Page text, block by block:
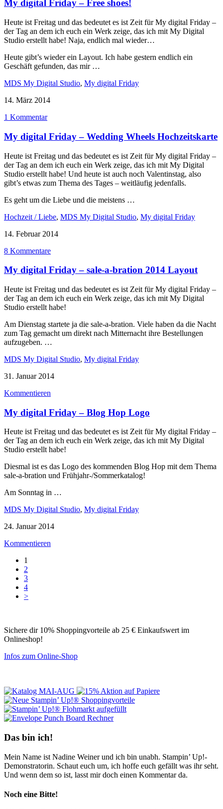
My digital Friday – Free shoes!
Heute ist Freitag und das bedeutet es ist Zeit für My digital Friday –
der Tag an dem ich euch ein Werk zeige, das ich mit My Digital
Studio erstellt habe! Naja, endlich mal wieder…
Heute gibt’s wieder ein Layout. Ich habe gestern endlich ein
Geschäft gefunden, das mir …
MDS My Digital Studio, My digital Friday
14. März 2014
1 Kommentar
My digital Friday – Wedding Wheels Hochzeitskarte
Heute ist Freitag und das bedeutet es ist Zeit für My digital Friday –
der Tag an dem ich euch ein Werk zeige, das ich mit My Digital
Studio erstellt habe! Und heute ist auch noch Valentinstag, also
gibt’s etwas zum Thema des Tages – weitläufig jedenfalls.
Es geht um die Liebe und die meistens …
Hochzeit / Liebe, MDS My Digital Studio, My digital Friday
14. Februar 2014
8 Kommentare
My digital Friday – sale-a-bration 2014 Layout
Heute ist Freitag und das bedeutet es ist Zeit für My digital Friday –
der Tag an dem ich euch ein Werk zeige, das ich mit My Digital
Studio erstellt habe!
Am Dienstag startete ja die sale-a-bration. Viele haben da die Nacht
zum Tag gemacht um direkt nach Mitternacht ihre Bestellungen
aufzugeben. …
MDS My Digital Studio, My digital Friday
31. Januar 2014
Kommentieren
My digital Friday – Blog Hop Logo
Heute ist Freitag und das bedeutet es ist Zeit für My digital Friday –
der Tag an dem ich euch ein Werk zeige, das ich mit My Digital
Studio erstellt habe!
Diesmal ist es das Logo des kommenden Blog Hop mit dem Thema
sale-a-bration und Frühjahr-/Sommerkatalog!
Am Sonntag in …
MDS My Digital Studio, My digital Friday
24. Januar 2014
Kommentieren
1
2
3
4
>
Sichere dir 10% Shoppingvorteile ab 25 € Einkaufswert im
Onlineshop!
Infos zum Online-Shop
Das bin ich!
Mein Name ist Nadine Weiner und ich bin unabh. Stampin’ Up!-
Demonstratorin. Schaut euch um, ich hoffe euch gefällt was ihr seht.
Und wenn dem so ist, lasst mir doch einen Kommentar da.
Noch eine Bitte!